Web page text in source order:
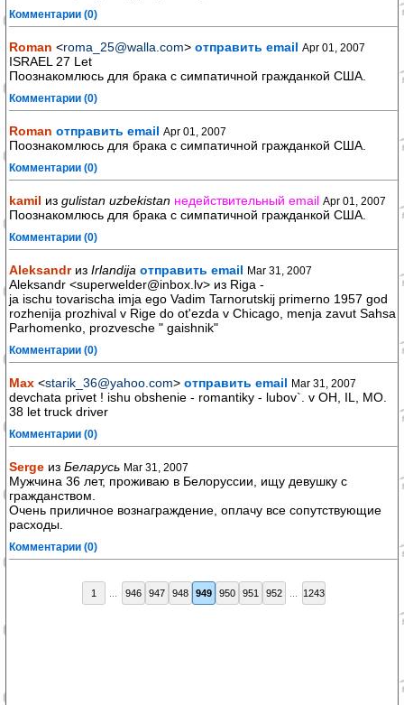
Комментарии (0)
Roman <roma_25@walla.com> отправить email Apr 01, 2007
ISRAEL 27 Let
Поознакомлюсь для брака с симпатичной гражданкой США.
Комментарии (0)
Roman отправить email Apr 01, 2007
Поознакомлюсь для брака с симпатичной гражданкой США.
Комментарии (0)
kamil из gulistan uzbekistan недействительный email Apr 01, 2007
Поознакомлюсь для брака с симпатичной гражданкой США.
Комментарии (0)
Aleksandrиз Irlandija отправить email Mar 31, 2007
Aleksandr <superwelder@inbox.lv> из Riga -
ja ischu tovarischa imja ego Vadim Tarnorutskij primerno 1957 god
rozhenija prozhival v Rige do ot'ezda v Chicago, menja zavut Sahsa
Parhomenko, prozvesche " gaishnik"
Комментарии (0)
Max <starik_36@yahoo.com> отправить email Mar 31, 2007
devchata privet ! ishu obshenie - romantiky - lubov`. v OH, IL, MO.
38 let truck driver
Комментарии (0)
Serge из Беларусь Mar 31, 2007
Мужчина 36 лет, проживаю в Белоруссии, ищу девушку с
гражданством.
Очень приличное вознаграждение, оплачу все сопутствующие
расходы.
Комментарии (0)
1 946 947 948 949 950 951 952 1243